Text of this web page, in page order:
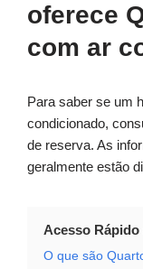
oferece
com ar
Para saber se um
condicionado,
de reserva. As
geralmente estão
Acesso
O que são